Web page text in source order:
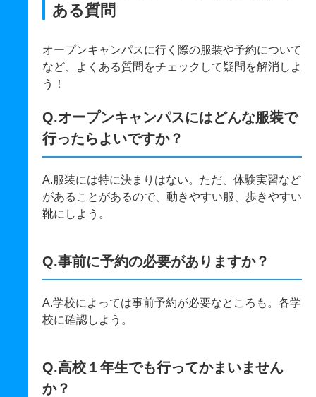
ある質問
オープンキャンパスに行く際の服装や予約について
など、よくある質問をチェックして疑問を解消しよ
う！
Q.オープンキャンパスにはどんな服装で
行ったらよいですか？
A.服装には特に決まりはない。ただ、体験実習など
があることがあるので、動きやすい服、歩きやすい
靴にしよう。
Q.事前に予約の必要がありますか？
A.学校によっては事前予約が必要なところも。各学
校に確認しよう。
Q.高校１年生でも行ってかまいません
か？